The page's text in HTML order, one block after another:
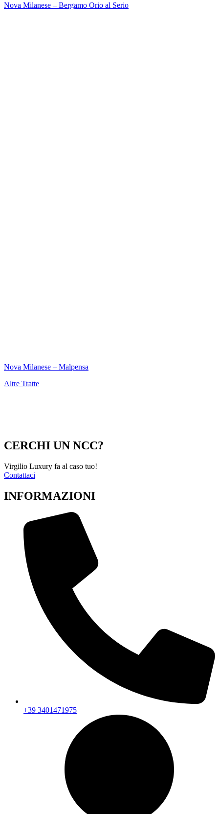
Nova Milanese – Bergamo Orio al Serio
Nova Milanese – Malpensa
Altre Tratte
CERCHI UN NCC?
Virgilio Luxury fa al caso tuo!
Contattaci
INFORMAZIONI
+39 3401471975